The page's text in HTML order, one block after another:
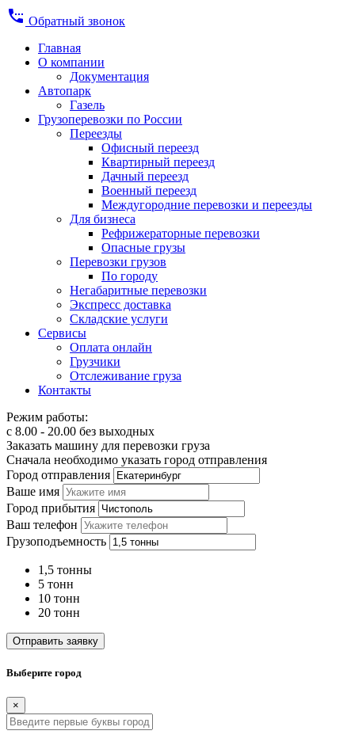
settings_phone Обратный звонок
Главная
О компании
Документация
Автопарк
Газель
Грузоперевозки по России
Переезды
Офисный переезд
Квартирный переезд
Дачный переезд
Военный переезд
Междугородние перевозки и переезды
Для бизнеса
Рефрижераторные перевозки
Опасные грузы
Перевозки грузов
По городу
Негабаритные перевозки
Экспресс доставка
Складские услуги
Сервисы
Оплата онлайн
Грузчики
Отслеживание груза
Контакты
Режим работы:
с 8.00 - 20.00 без выходных
Заказать машину для перевозки груза
Сначала необходимо указать город отправления
Город отправления
Ваше имя
Город прибытия
Ваш телефон
Грузоподъемность
1,5 тонны
5 тонн
10 тонн
20 тонн
Отправить заявку
Выберите город
×